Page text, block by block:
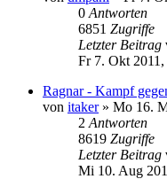
0 Antworten
6851 Zugriffe
Letzter Beitrag
Fr 7. Okt
Ragnar - Kampf
von itaker» Mo 16.
2 Antworten
8619 Zugriffe
Letzter Beitrag
Mi 10. Aug